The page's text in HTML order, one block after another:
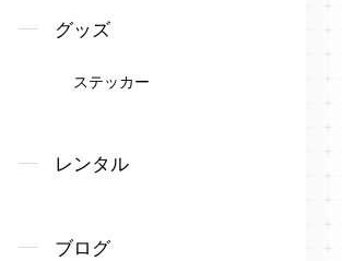
グッズ
ステッカー
レンタル
ブログ